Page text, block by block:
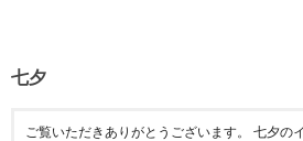
七夕
ご覧いただきありがとうございます。 七夕の